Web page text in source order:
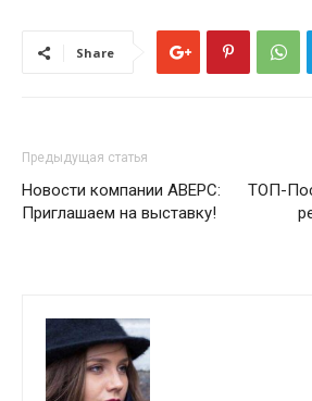
Share
Предыдущая статья
Новости компании АВЕРС:
Приглашаем на выставку!
ТОП-